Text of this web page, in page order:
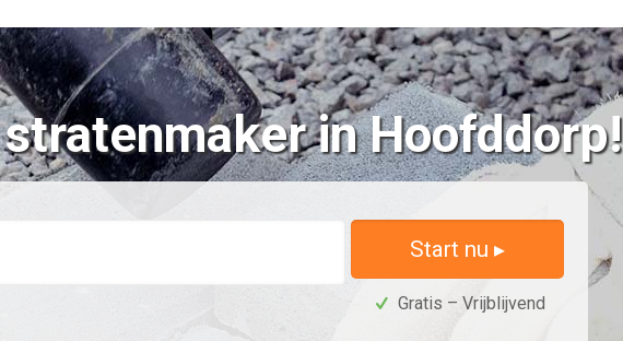
in Hoofddorp!
Start nu ▸
Gratis – Vrijblijvend